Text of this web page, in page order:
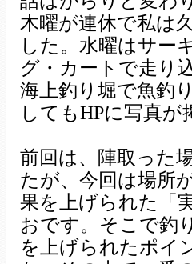
木曜が連休で私は
した。水曜はサー
グ・カートで走り
海上釣り堀で魚釣
してもHPに写真
前回は、陣取った
たが、今回は場所
果を上げられた「
おです。そこで釣
を上げられたポイ